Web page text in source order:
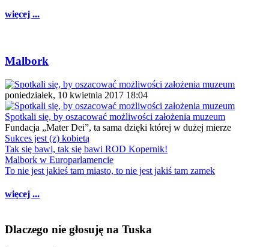
więcej ...
Malbork
poniedziałek, 10 kwietnia 2017 18:04
Spotkali się, by oszacować możliwości założenia muzeum
Fundacja „Mater Dei”, ta sama dzięki której w dużej mierze
Sukces jest (z) kobietą
Tak się bawi, tak się bawi ROD Kopernik!
Malbork w Europarlamencie
To nie jest jakieś tam miasto, to nie jest jakiś tam zamek
więcej ...
Dlaczego nie głosuję na Tuska